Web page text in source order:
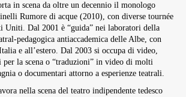
in scena da oltre un decennio il monologo
Rumore di acque (2010), con diverse tournée
Uniti. Dal 2001 è “guida” nei laboratori della
pedagogica antiaccademica delle Albe, con
e all’estero. Dal 2003 si occupa di video,
per la scena o “traduzioni” in video di molti
o documentari attorno a esperienze teatrali.
nella scena del teatro indipendente tedesco